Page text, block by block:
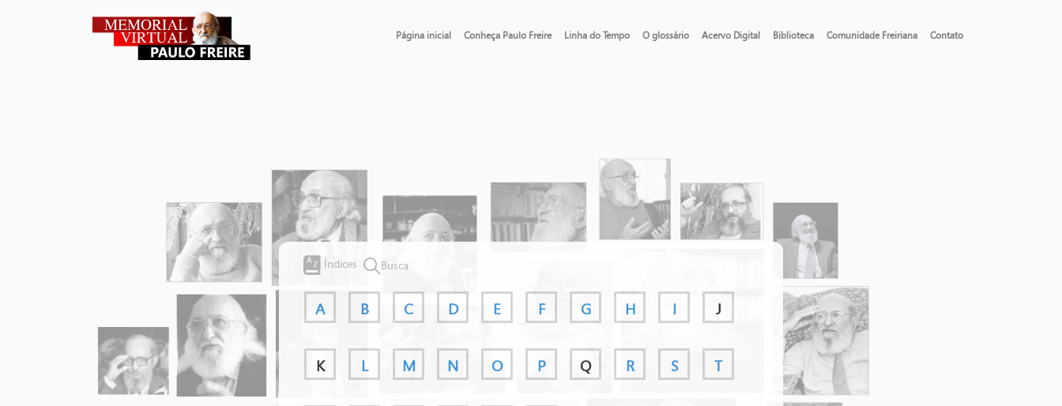
Página inicial Conheça Paulo Freire Linha do Tempo O glossário Acervo Digital Biblioteca Comunidade Freiriana Contato
Índices Busca
A B C D E F G H I J
K L M N O P Q R S T